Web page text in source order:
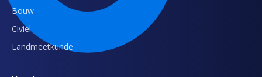
Bouw
Civiel
Landmeetkunde